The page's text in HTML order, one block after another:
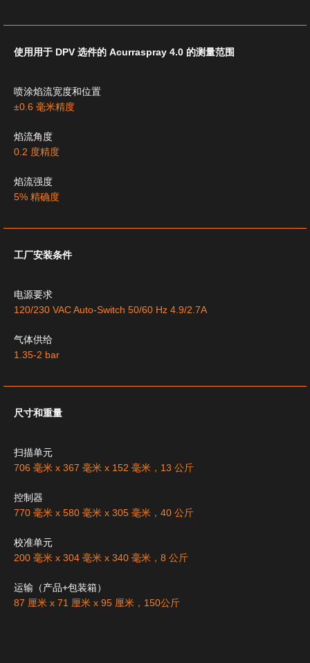
使用用于 DPV 选件的 Acurraspray 4.0 的测量范围
喷涂焰流宽度和位置
±0.6 毫米精度
焰流角度
0.2 度精度
焰流强度
5% 精确度
工厂安装条件
电源要求
120/230 VAC Auto-Switch 50/60 Hz 4.9/2.7A
气体供给
1.35-2 bar
尺寸和重量
扫描单元
706 毫米 x 367 毫米 x 152 毫米，13 公斤
控制器
770 毫米 x 580 毫米 x 305 毫米，40 公斤
校准单元
200 毫米 x 304 毫米 x 340 毫米，8 公斤
运输（产品+包装箱）
87 厘米 x 71 厘米 x 95 厘米，150公斤